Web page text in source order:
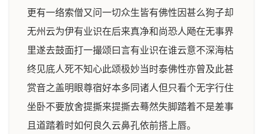
更有一络索僧又问一切众生皆有佛性因甚么狗子却
无州云为伊有业识在后来真净和尚恐人飏在无事界
里遂去鼓面打一撮颂曰言有业识在谁云意不深海枯
终见底人死不知心此颂极妙当时泰佛性亦曾及此甚
赏音之盖明眼尊宿好本多同诸人但只看个无字行住
坐卧不要放舍提撕来提撕去蓦然失脚踏着不是差事
且道踏着时如何良久云鼻孔依前搭上唇。